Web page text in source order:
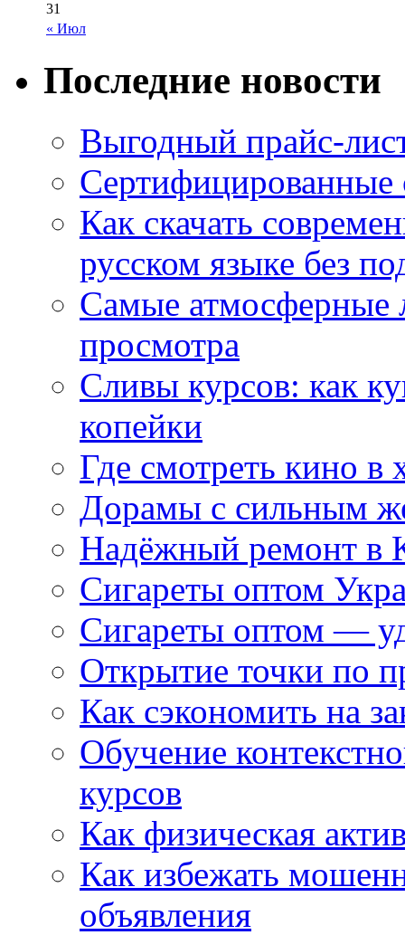
« Июл
31
Последние новости
Выгодный прайс-
Как скачать
русском языке без
Самые атмосферные
просмотра
Сливы курсов: как
копейки
Где смотреть кино в
Дорамы с сильным
Надёжный ремонт в
Сигареты оптом
Сигареты оптом —
Открытие точки по
Как сэкономить на
Обучение
курсов
Как физическая
Как избежать
объявления